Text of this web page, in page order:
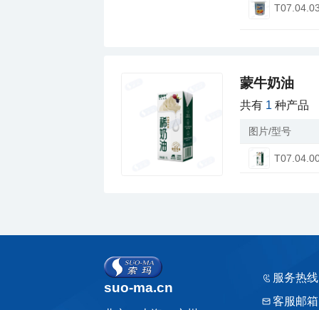
蒙牛奶油
共有 1 种产品
图片/型号
suo-ma.cn
服务热
客服邮